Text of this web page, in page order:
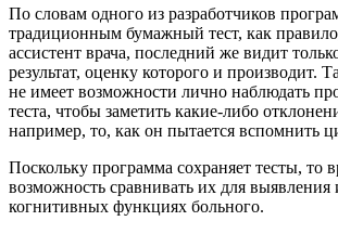
По словам одного из разработчиков
традиционным бумажный тест, как
ассистент врача, последний же видит
результат, оценку которого и производит.
не имеет возможности лично наблюдать
теста, чтобы заметить какие-либо
например, то, как он пытается вспомнить
Поскольку программа сохраняет тесты, то
возможность сравнивать их для выявления
когнитивных функциях больного.